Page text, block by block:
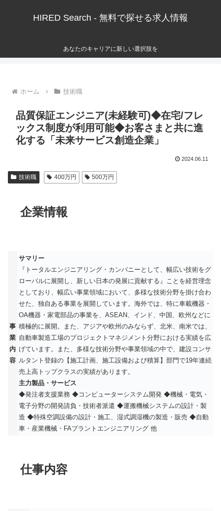
HIRED Search - 無料で探せる求人情報
あなたのキャリアに新しい選択肢を
ホーム 技術職
品質保証エンジニア(未経験可)◆在宅/フレ
ックス制度が利用可能◆お客さまと共に進
化する「未来サービス創造企業」
2024.06.11
技術職 400万円 500万円
企業情報
事
業
内
容
サマリー
『トータルエンジニアリング・カンパニーとして、幅広い技術をグ
ローバルに展開し、新しい日本の発展に貢献する』ことを経営理念
としており、幅広い事業領域において、多様な技術分野を掛け合わ
せた、独自ある事業を展開しています。海外では、特に車載機器・
OA機器・家電部品の事業を、ASEAN、インド、中国、欧州などに
積極的に展開。また、アジアや欧州のみならず、北米、南米では、
自動車製造工場のプロジェクトマネジメント分野における実績を広
げています。また、多様な技術分野や事業領域の中で、建設コンサ
ルタント登録の【施工計画、施工設備および積算】部門で19年連続
売上高トップクラスの実績があります。
主力製品・サービス
◆発注者支援業務 ◆コンピューターシステム開発 ◆機械・電気・
電子分野の開発請負・技術者派遣 ◆運搬機械システムの設計・製
造 ◆特殊空調設備の設計・施工、湿式調湿機の製造・販売 ◆自動
車・産業機械・FAプラントエンジニアリング 他
仕事内容